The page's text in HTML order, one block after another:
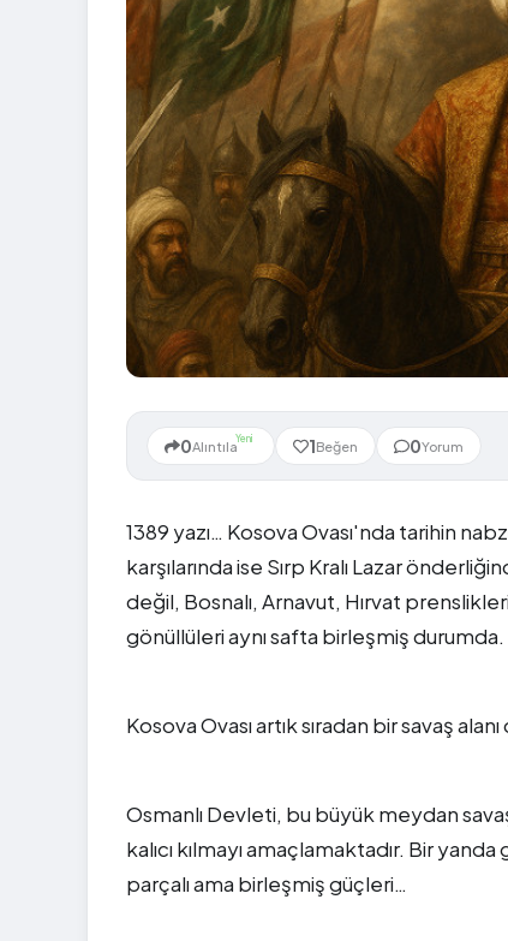
0AlıntılaYeni 1Beğen 0Yorum
1389 yazı… Kosova Ovası'nda tarihin
karşılarında ise Sırp Kralı Lazar
değil, Bosnalı, Arnavut, Hırvat
gönüllüleri aynı safta birleşmiş durumda.
Kosova Ovası artık sıradan bir savaş
Osmanlı Devleti, bu büyük meydan
kalıcı kılmayı amaçlamaktadır. Bir
parçalı ama birleşmiş güçleri…